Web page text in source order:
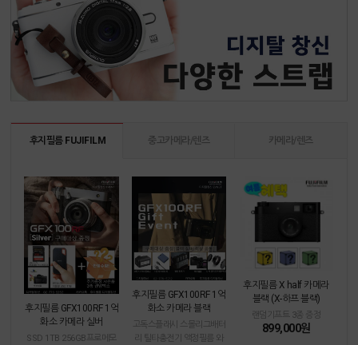
후지필름 FUJIFILM 중고카메라/렌즈 카메라/렌즈
후지필름 GFX100RF 1억
화소 카메라 실버
SSD 1TB 256GB프로메모
후지필름 GFX100RF 1억
화소 카메라 블랙
고독스플래시 스몰리그배터
리 틸타충전기 액정필름 와
후지필름 X half 카메라
블랙 (X-하프 블랙)
랜덤기프트 3종 증정
899,000원